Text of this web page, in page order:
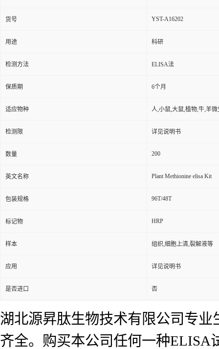
货号 YST-A16202
用途 科研
检测方法 ELISA法
保质期 6个月
适应物种 人,小鼠,大鼠,植物,牛,羊
检测限 详见说明书
数量 200
英文名称 Plant Methionine elisa Kit
包装规格 96T/48T
标记物 HRP
样本 组织,细胞上清,裂解液等
应用 详见说明书
是否进口 否
湖北源昇肽生物技术有限公司专
齐全。购买本公司任何一种ELISA